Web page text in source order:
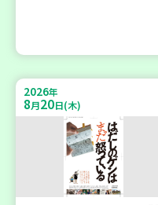
2026年
8月20日(木)